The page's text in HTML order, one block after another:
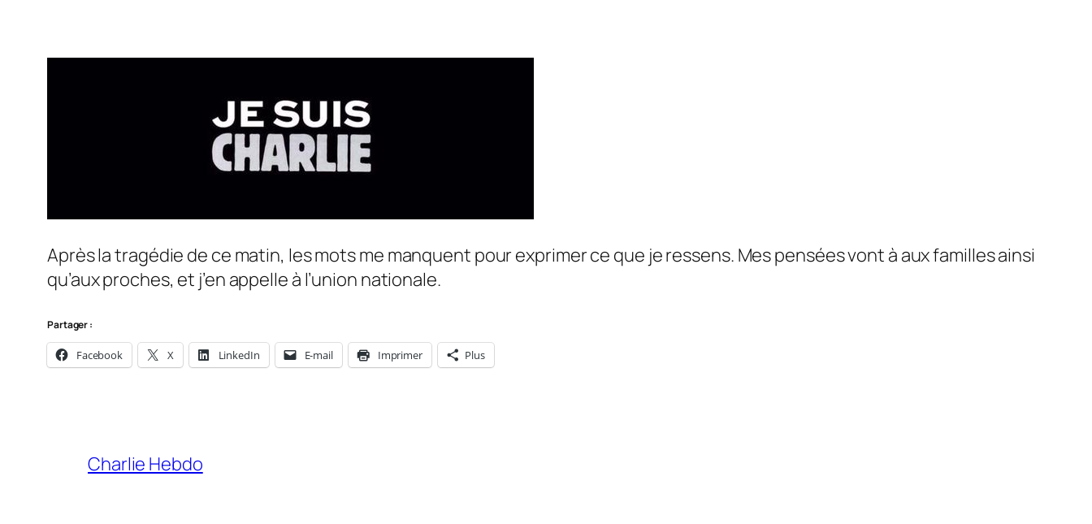
Après la tragédie de ce matin, les mots me manquent pour exprimer ce que je ressens. Mes pensées vont à aux familles ainsi
qu’aux proches, et j’en appelle à l’union nationale.
Partager :
Facebook X LinkedIn E-mail Imprimer Plus
Charlie Hebdo